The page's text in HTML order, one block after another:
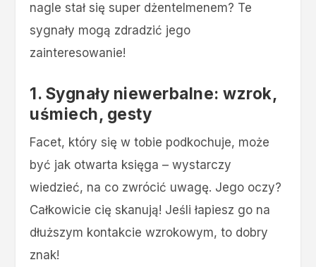
nagle stał się super dżentelmenem? Te
sygnały mogą zdradzić jego
zainteresowanie!
1. Sygnały niewerbalne: wzrok,
uśmiech, gesty
Facet, który się w tobie podkochuje, może
być jak otwarta księga – wystarczy
wiedzieć, na co zwrócić uwagę. Jego oczy?
Całkowicie cię skanują! Jeśli łapiesz go na
dłuższym kontakcie wzrokowym, to dobry
znak!